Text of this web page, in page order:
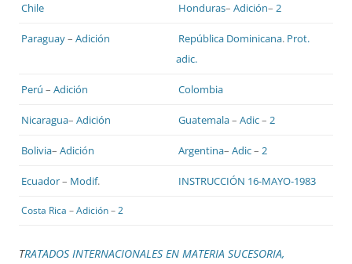
Chile Honduras– Adición– 2
Paraguay– Adición República Dominicana. Prot.
adic.
Perú – Adición Colombia
Nicaragua– Adición Guatemala– Adic– 2
Bolivia– Adición Argentina– Adic– 2
Ecuador– Modif. INSTRUCCIÓN 16-MAYO-1983
Costa Rica –Adición–2
TRATADOS INTERNACIONALES EN MATERIA SUCESORIA,